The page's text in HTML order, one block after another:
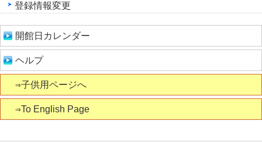
登録情報変更
開館日カレンダー
ヘルプ
⇒子供用ページへ
⇒To English Page